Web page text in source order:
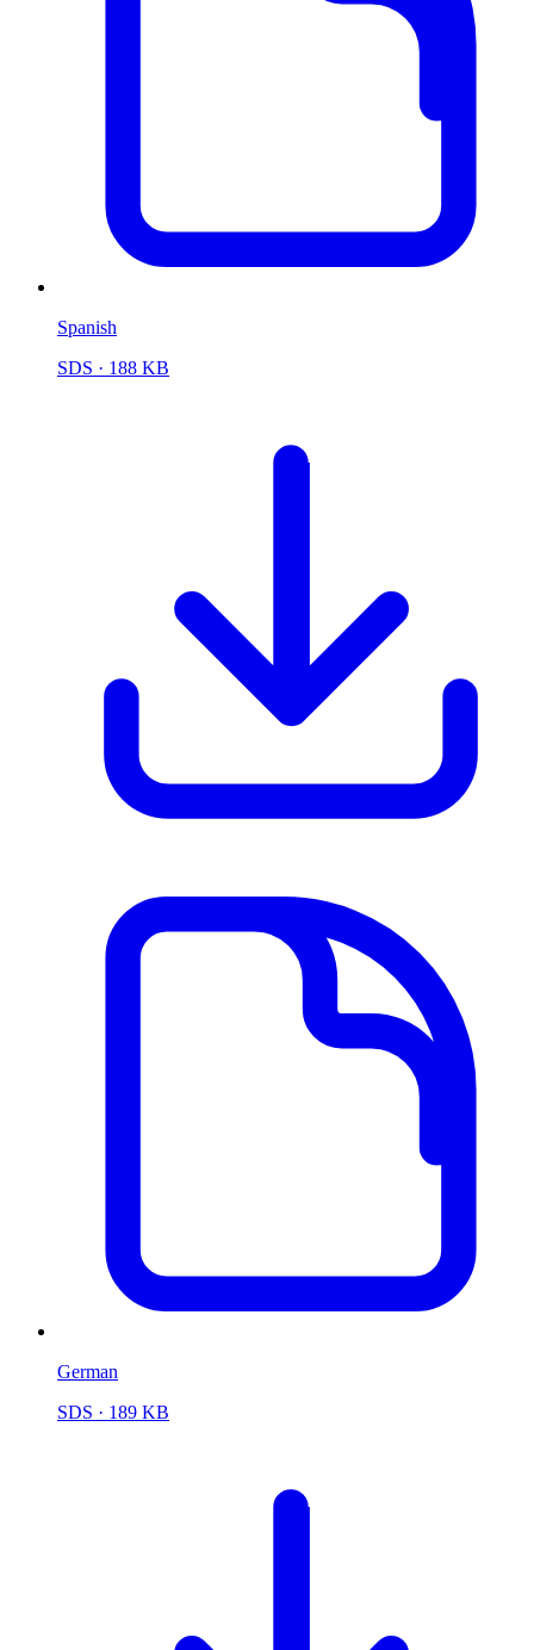
Spanish
SDS · 188 KB
German
SDS · 189 KB